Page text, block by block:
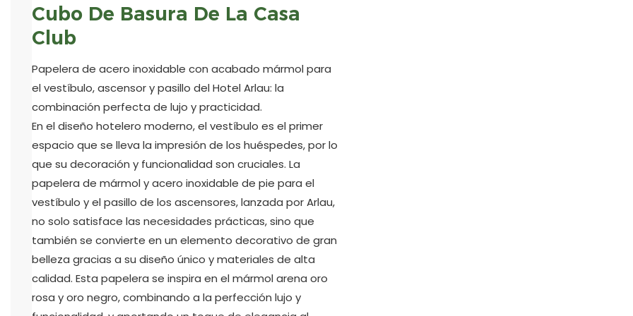
Cubo De Basura De La Casa
Club
Papelera de acero inoxidable con acabado mármol para
el vestíbulo, ascensor y pasillo del Hotel Arlau: la
combinación perfecta de lujo y practicidad.
En el diseño hotelero moderno, el vestíbulo es el primer
espacio que se lleva la impresión de los huéspedes, por lo
que su decoración y funcionalidad son cruciales. La
papelera de mármol y acero inoxidable de pie para el
vestíbulo y el pasillo de los ascensores, lanzada por Arlau,
no solo satisface las necesidades prácticas, sino que
también se convierte en un elemento decorativo de gran
belleza gracias a su diseño único y materiales de alta
calidad. Esta papelera se inspira en el mármol arena oro
rosa y oro negro, combinando a la perfección lujo y